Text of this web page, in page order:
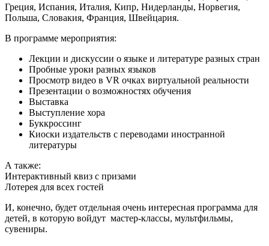
Греция, Испания, Италия, Кипр, Нидерланды, Норвегия,
Польша, Словакия, Франция, Швейцария.
В программе мероприятия:
Лекции и дискуссии о языке и литературе разных стран
Пробные уроки разных языков
Просмотр видео в VR очках виртуальной реальности
Презентации о возможностях обучения
Выcтавка
Выступление хора
Буккроссинг
Киоски издательств с переводами иностранной
литературы
А также:
Интерактивный квиз с призами
Лотерея для всех гостей
И, конечно, будет отдельная очень интересная программа для
детей, в которую войдут мастер-классы, мультфильмы,
сувениры.